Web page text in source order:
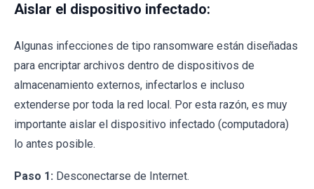
Aislar el dispositivo infectado:
Algunas infecciones de tipo ransomware están diseñadas
para encriptar archivos dentro de dispositivos de
almacenamiento externos, infectarlos e incluso
extenderse por toda la red local. Por esta razón, es muy
importante aislar el dispositivo infectado (computadora)
lo antes posible.
Paso 1: Desconectarse de Internet.